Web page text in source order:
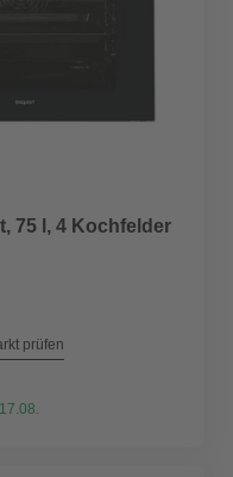
75 l, 4 Kochfelder
prüfen